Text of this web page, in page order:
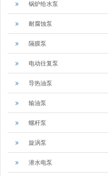
锅炉给水泵
耐腐蚀泵
隔膜泵
电动往复泵
导热油泵
输油泵
螺杆泵
旋涡泵
潜水电泵